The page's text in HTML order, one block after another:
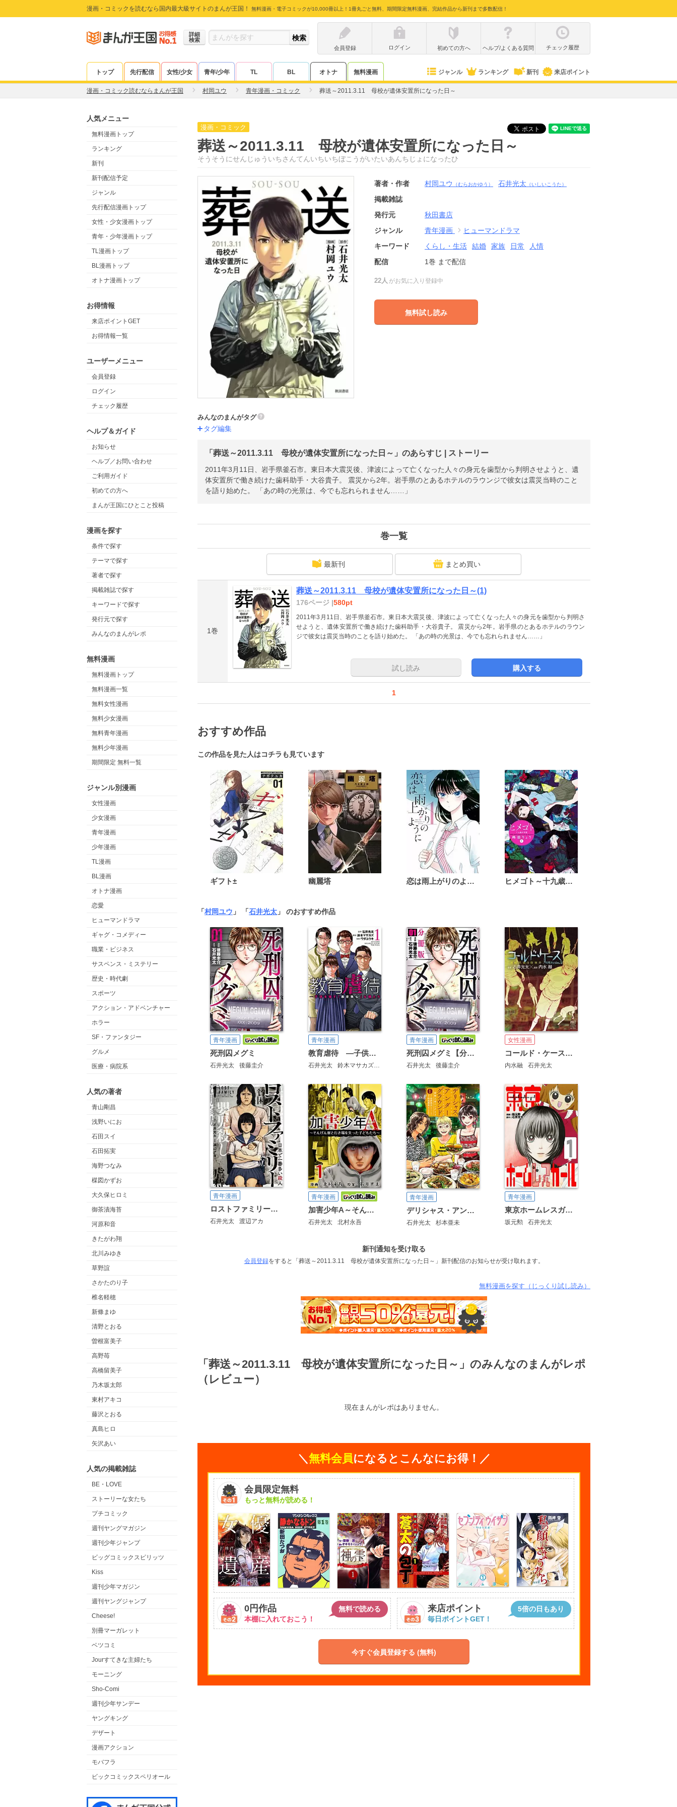
漫画・コミックを読むなら国内最大級サイトのまんが王国！ 無料漫画・電子コミックが10,000冊以上！1冊丸ごと無料、期間限定無料漫画、完結作品から新刊まで多数配信！
詳細
検索
会員登録
ログイン 初めての方へ ヘルプ/よくある質問 チェック履歴
トップ 先行配信 女性/少女 青年/少年 TL BL オトナ 無料漫画 ジャンル ランキング 新刊 来店ポイント
漫画・コミック読むならまんが王国 村岡ユウ 青年漫画・コミック 葬送～2011.3.11 母校が遺体安置所になった日～
人気メニュー
無料漫画トップ
ランキング
新刊
新刊配信予定
ジャンル
先行配信漫画トップ
女性・少女漫画トップ
青年・少年漫画トップ
TL漫画トップ
BL漫画トップ
オトナ漫画トップ
お得情報
来店ポイントGET
お得情報一覧
ユーザーメニュー
会員登録
ログイン
チェック履歴
ヘルプ＆ガイド
お知らせ
ヘルプ／お問い合わせ
ご利用ガイド
初めての方へ
まんが王国にひとこと投稿
漫画を探す
条件で探す
テーマで探す
著者で探す
掲載雑誌で探す
キーワードで探す
発行元で探す
みんなのまんがレポ
無料漫画
無料漫画トップ
無料漫画一覧
無料女性漫画
無料少女漫画
無料青年漫画
無料少年漫画
期間限定 無料一覧
ジャンル別漫画
女性漫画
少女漫画
青年漫画
少年漫画
TL漫画
BL漫画
オトナ漫画
恋愛
ヒューマンドラマ
ギャグ・コメディー
職業・ビジネス
サスペンス・ミステリー
歴史・時代劇
スポーツ
アクション・アドベンチャー
ホラー
SF・ファンタジー
グルメ
医療・病院系
人気の著者
青山剛昌
浅野いにお
石田スイ
石田拓実
海野つなみ
楳図かずお
大久保ヒロミ
御茶漬海苔
河原和音
きたがわ翔
北川みゆき
草野誼
さかたのり子
椎名軽穂
新條まゆ
清野とおる
曽根富美子
高野苺
高橋留美子
乃木坂太郎
東村アキコ
藤沢とおる
真島ヒロ
矢沢あい
人気の掲載雑誌
BE・LOVE
ストーリーな女たち
プチコミック
週刊ヤングマガジン
週刊少年ジャンプ
ビッグコミックスピリッツ
Kiss
週刊少年マガジン
週刊ヤングジャンプ
Cheese!
別冊マーガレット
ベツコミ
Jourすてきな主婦たち
モーニング
Sho-Comi
週刊少年サンデー
ヤングキング
デザート
漫画アクション
モバフラ
ビックコミックスペリオール
漫画・コミック
葬送～2011.3.11 母校が遺体安置所になった日～
そうそうにせんじゅういちさんてんいちいちぼこうがいたいあんちじょになったひ
著者・作者 村岡ユウ （むらおかゆう） 石井光太 （いしいこうた）
掲載雑誌
発行元
秋田書店
ジャンル
青年漫画
ヒューマンドラマ
キーワード
くらし・生活 結婚 家族 日常
人情
配信
1巻 まで配信
22人 がお気に入り登録中
無料試し読み
みんなのまんがタグ
タグ編集
「葬送～2011.3.11 母校が遺体安置所になった日～」のあらすじ | ストーリー
2011年3月11日、岩手県釜石市。東日本大震災後、津波によって亡くなった人々の身元を歯型から判明させようと、遺
体安置所で働き続けた歯科助手・大谷貴子。 震災から2年。岩手県のとあるホテルのラウンジで彼女は震災当時のこと
を語り始めた。 「あの時の光景は、今でも忘れられません……」
巻一覧
最新刊 まとめ買い
1巻
葬送～2011.3.11 母校が遺体安置所になった日～(1)
176ページ |580pt
2011年3月11日、岩手県釜石市。東日本大震災後、津波によって亡くなった人々の身元を歯型から判明さ
せようと、遺体安置所で働き続けた歯科助手・大谷貴子。 震災から2年。岩手県のとあるホテルのラウン
ジで彼女は震災当時のことを語り始めた。 「あの時の光景は、今でも忘れられません……」
試し読み 購入する
1
おすすめ作品
この作品を見た人はコチラも見ています
ギフト± 幽麗塔 恋は雨上がりのように ヒメゴト～十九歳の制服～
「村岡ユウ 」 「石井光太 」 のおすすめ作品
青年漫画
死刑囚メグミ
石井光太 後藤圭介
青年漫画
教育虐待 ―子供を壊す「教育熱心」な親たち
石井光太 鈴木マサカズ ワダユウキ
青年漫画
死刑囚メグミ【分冊版】
石井光太 後藤圭介
女性漫画
コールド・ケース 未解決File.1「連続児童自殺事件」
内水融 石井光太
青年漫画
ロストファミリー ～日本で一番多い殺人～
石井光太 渡辺アカ
青年漫画
加害少年A～そんげん寮と行き場を失った子どもたち～
石井光太 北村永吾
青年漫画
デリシャス・アンダーグラウンド―国際人材バンクより
石井光太 杉本亜未
青年漫画
東京ホームレスガール
坂元勲 石井光太
新刊通知を受け取る
会員登録をすると「葬送～2011.3.11 母校が遺体安置所になった日～」新刊配信のお知らせが受け取れます。
無料漫画を探す（じっくり試し読み）
「葬送～2011.3.11 母校が遺体安置所になった日～」のみんなのまんがレポ
（レビュー）
現在まんがレポはありません。
＼無料会員になるとこんなにお得！／
会員限定無料
もっと無料が読める！
0円作品
本棚に入れておこう！
無料で読める 来店ポイント
毎日ポイントGET！
5倍の日もあり
今すぐ会員登録する (無料)